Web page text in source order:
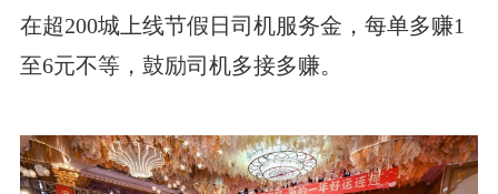
在超200城上线节假日司机服务金，每单多赚1
至6元不等，鼓励司机多接多赚。